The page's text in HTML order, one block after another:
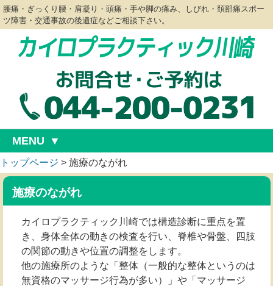
腰痛・ぎっくり腰・肩凝り・頭痛・手や脚の痛み、しびれ・頚部痛スポー
ツ障害・交通事故の後遺症などご相談下さい。
MENU
トップページ > 施療のながれ
施療のながれ
カイロプラクティック川崎では構造診断に重点を置
き、身体全体の動きの検査を行い、脊椎や骨盤、四肢
の関節の動きや位置の調整をします。
他の施療所のような「整体（一般的な整体というのは
無資格のマッサージ行為が多い）」や「マッサージ